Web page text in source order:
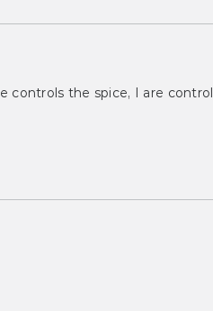
controls the spice, I are